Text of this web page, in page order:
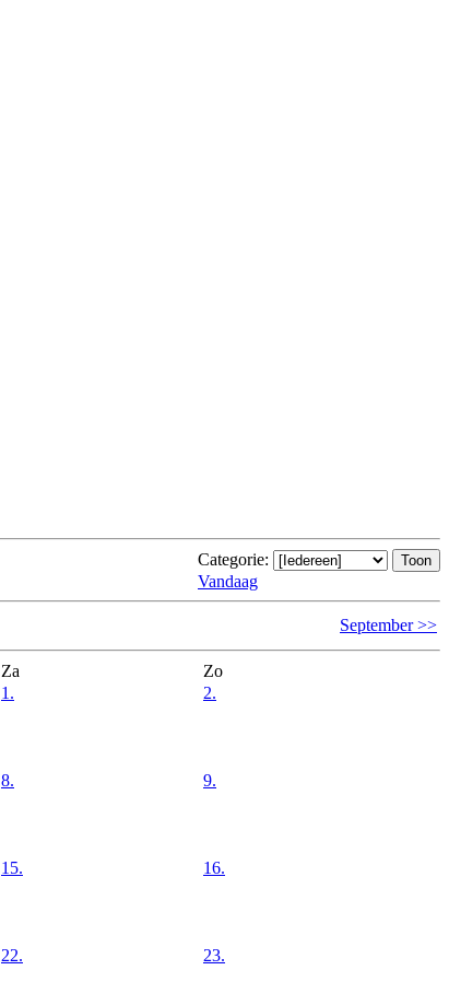
Categorie:
Vandaag
September >>
Za
Zo
1.
2.
8. 9.
15. 16.
22. 23.